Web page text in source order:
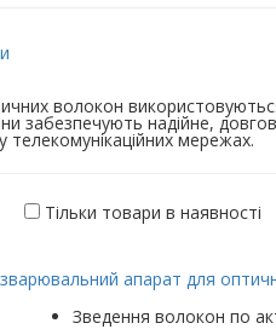
волокон
забезпечують надійне,
мережах.
Тільки товари в наявності
апарат для
Зведення волокон по